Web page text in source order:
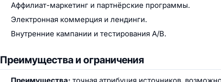
Аффилиат-маркетинг и партнёрские программы.
Электронная коммерция и лендинги.
Внутренние кампании и тестирования A/B.
Преимущества и ограничения